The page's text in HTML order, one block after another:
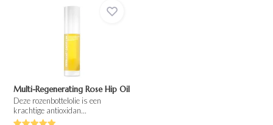
Multi-Regenerating Rose Hip Oil
Deze rozenbottelolie is een
krachtige antioxidan...